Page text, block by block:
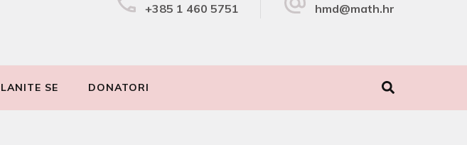
+385 1 460 5751 hmd@math.hr
SE DONATORI